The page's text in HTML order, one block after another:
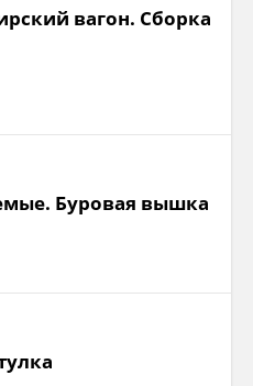
вагон. Сборка
Буровая вышка